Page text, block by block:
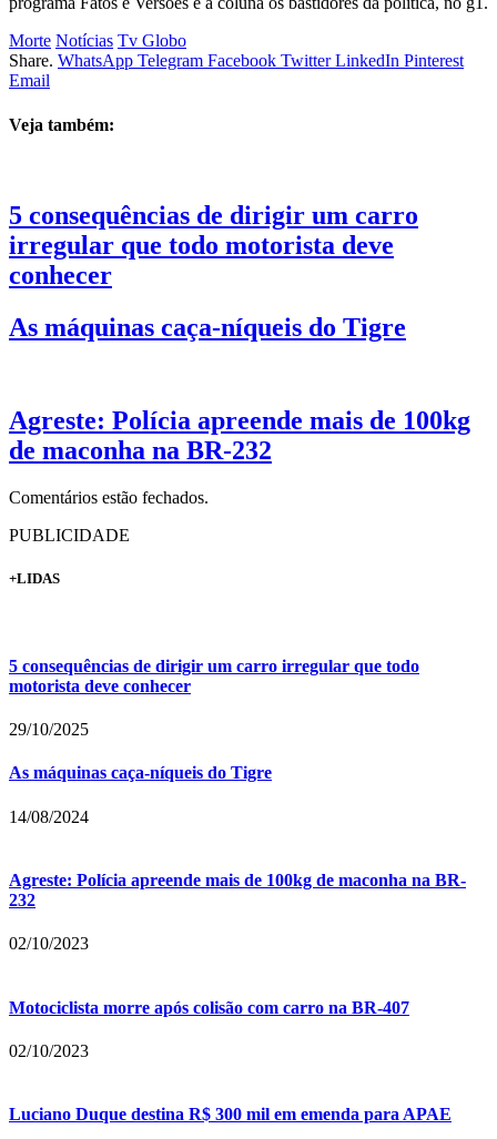
Morte Notícias Tv Globo
Share. WhatsApp Telegram Facebook Twitter LinkedIn Pinterest
Email
Veja também:
5 consequências de dirigir um carro
irregular que todo motorista deve
conhecer
As máquinas caça-níqueis do Tigre
Agreste: Polícia apreende mais de 100kg
de maconha na BR-232
Comentários estão fechados.
PUBLICIDADE
+LIDAS
5 consequências de dirigir um carro irregular que todo
motorista deve conhecer
29/10/2025
As máquinas caça-níqueis do Tigre
14/08/2024
Agreste: Polícia apreende mais de 100kg de maconha na BR-
232
02/10/2023
Motociclista morre após colisão com carro na BR-407
02/10/2023
Luciano Duque destina R$ 300 mil em emenda para APAE